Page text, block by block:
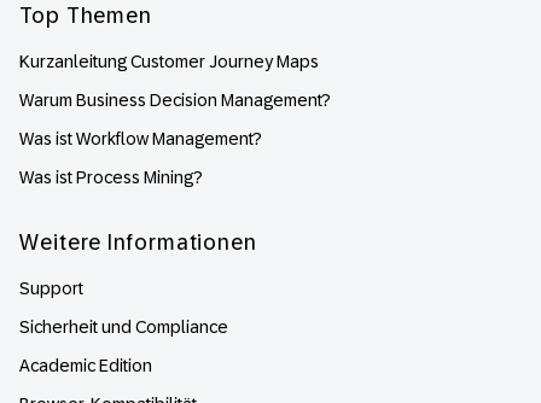
Top Themen
Kurzanleitung Customer Journey Maps
Warum Business Decision Management?
Was ist Workflow Management?
Was ist Process Mining?
Weitere Informationen
Support
Sicherheit und Compliance
Academic Edition